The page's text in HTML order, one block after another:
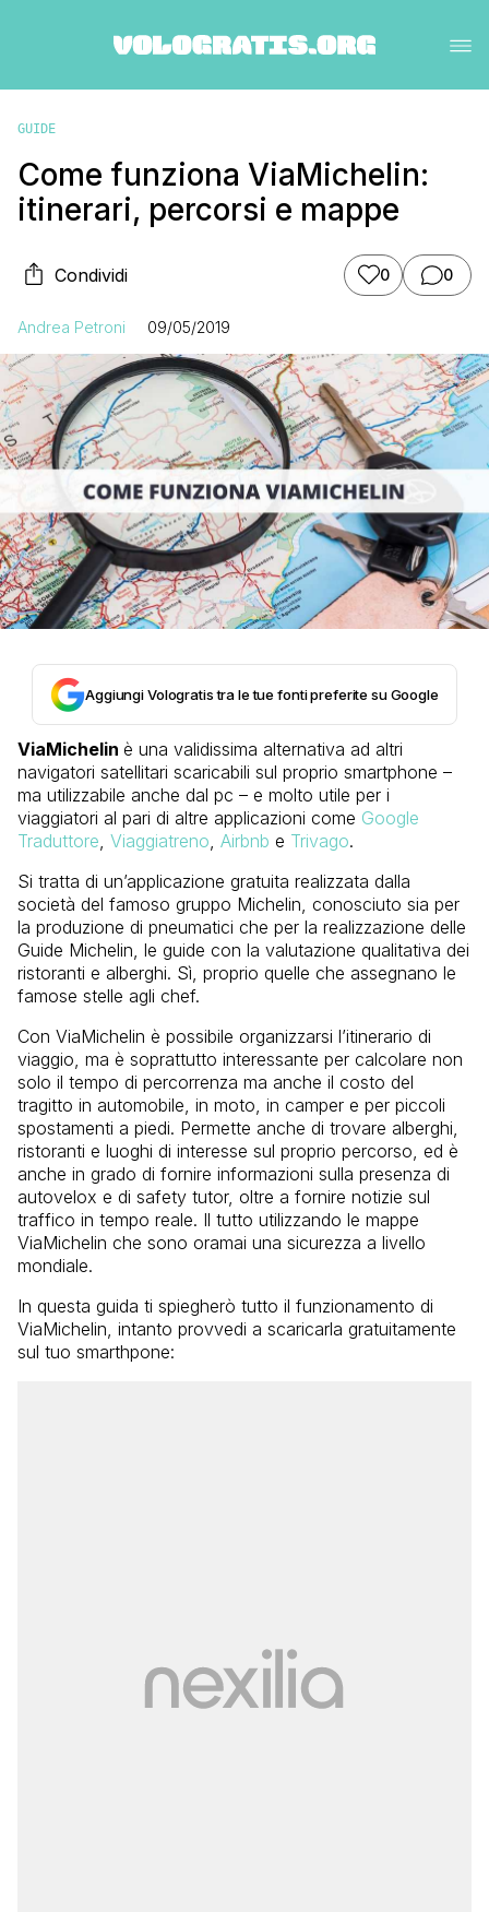
GUIDE
Come funziona ViaMichelin:
itinerari, percorsi e mappe
Condividi 0 0
Andrea Petroni 09/05/2019
Aggiungi Vologratis tra le tue fonti preferite su Google
ViaMichelin è una validissima alternativa ad altri
navigatori satellitari scaricabili sul proprio smartphone –
ma utilizzabile anche dal pc – e molto utile per i
viaggiatori al pari di altre applicazioni come Google
Traduttore Viaggiatreno Airbnb e Trivago.
Si tratta di un’applicazione gratuita realizzata dalla
società del famoso gruppo Michelin, conosciuto sia per
la produzione di pneumatici che per la realizzazione delle
Guide Michelin, le guide con la valutazione qualitativa dei
ristoranti e alberghi. Sì, proprio quelle che assegnano le
famose stelle agli chef.
Con ViaMichelin è possibile organizzarsi l’itinerario di
viaggio, ma è soprattutto interessante per calcolare non
solo il tempo di percorrenza ma anche il costo del
tragitto in automobile, in moto, in camper e per piccoli
spostamenti a piedi. Permette anche di trovare alberghi,
ristoranti e luoghi di interesse sul proprio percorso, ed è
anche in grado di fornire informazioni sulla presenza di
autovelox e di safety tutor, oltre a fornire notizie sul
traffico in tempo reale. Il tutto utilizzando le mappe
ViaMichelin che sono oramai una sicurezza a livello
mondiale.
In questa guida ti spiegherò tutto il funzionamento di
ViaMichelin, intanto provvedi a scaricarla gratuitamente
sul tuo smarthpone: